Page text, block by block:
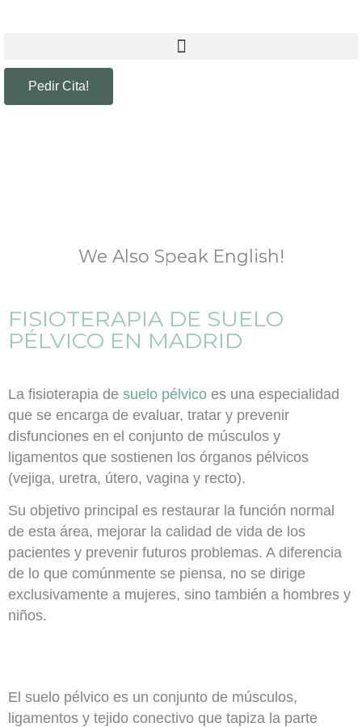
Pedir Cita!
We Also Speak English!
FISIOTERAPIA DE SUELO
PÉLVICO EN MADRID
La fisioterapia de suelo pélvico es una especialidad
que se encarga de evaluar, tratar y prevenir
disfunciones en el conjunto de músculos y
ligamentos que sostienen los órganos pélvicos
(vejiga, uretra, útero, vagina y recto).
Su objetivo principal es restaurar la función normal
de esta área, mejorar la calidad de vida de los
pacientes y prevenir futuros problemas. A diferencia
de lo que comúnmente se piensa, no se dirige
exclusivamente a mujeres, sino también a hombres y
niños.
El suelo pélvico es un conjunto de músculos,
ligamentos y tejido conectivo que tapiza la parte